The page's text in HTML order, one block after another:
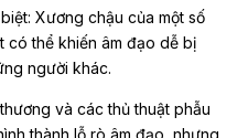
Xương chậu của một số
có thể khiến âm đạo dễ bị
người khác.
và các thủ thuật phẫu
thành lỗ rò âm đạo, nhưng